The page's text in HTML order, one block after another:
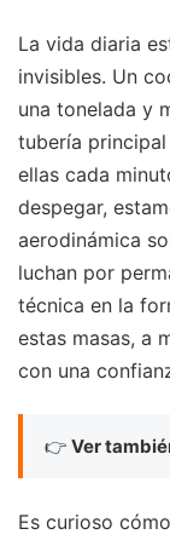
La vida diaria
invisibles. Un
una tonelada y
tubería
ellas cada
despegar,
aerodinámica
luchan por
técnica en la
estas masas, a
con una
👉 Ver
Es curioso